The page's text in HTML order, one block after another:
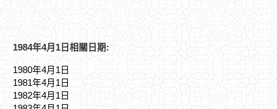
1984年4月1日相關日期:
1980年4月1日
1981年4月1日
1982年4月1日